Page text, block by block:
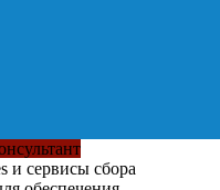
и сервисы сбора